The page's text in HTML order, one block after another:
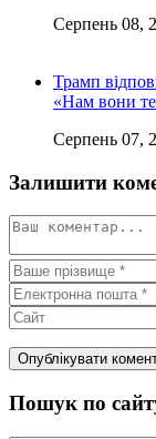
Серпень 08,
Трамп
«Нам вони
Серпень 07,
Залишити
Пошук по